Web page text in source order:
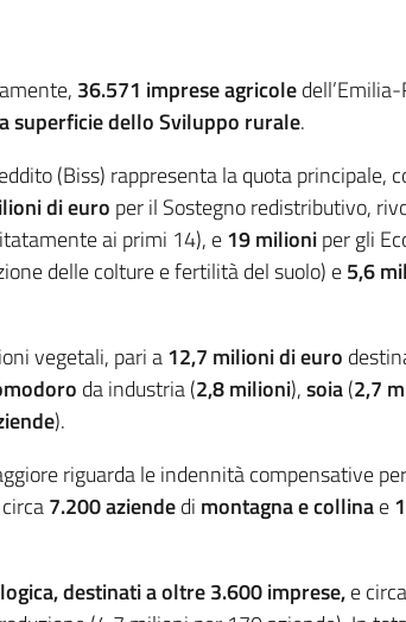
36.571 imprese agricole
superficie dello Sviluppo rurale.
(Biss) rappresenta la quota principale,
di euro per il Sostegno redistributivo,
ai primi 14), e19 milioniper gli
delle colture e fertilità del suolo) e5,6
vegetali, pari a12,7 milioni di euro
da industria (2,8 milioni),soia(2,7
).
riguarda le indennità compensative
7.200 aziendedi montagna e collinae
destinati a oltre 3.600 imprese,e circa